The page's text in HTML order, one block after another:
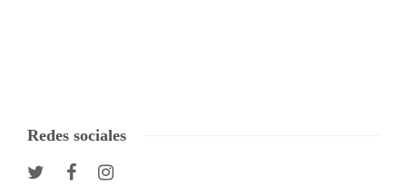
Redes sociales